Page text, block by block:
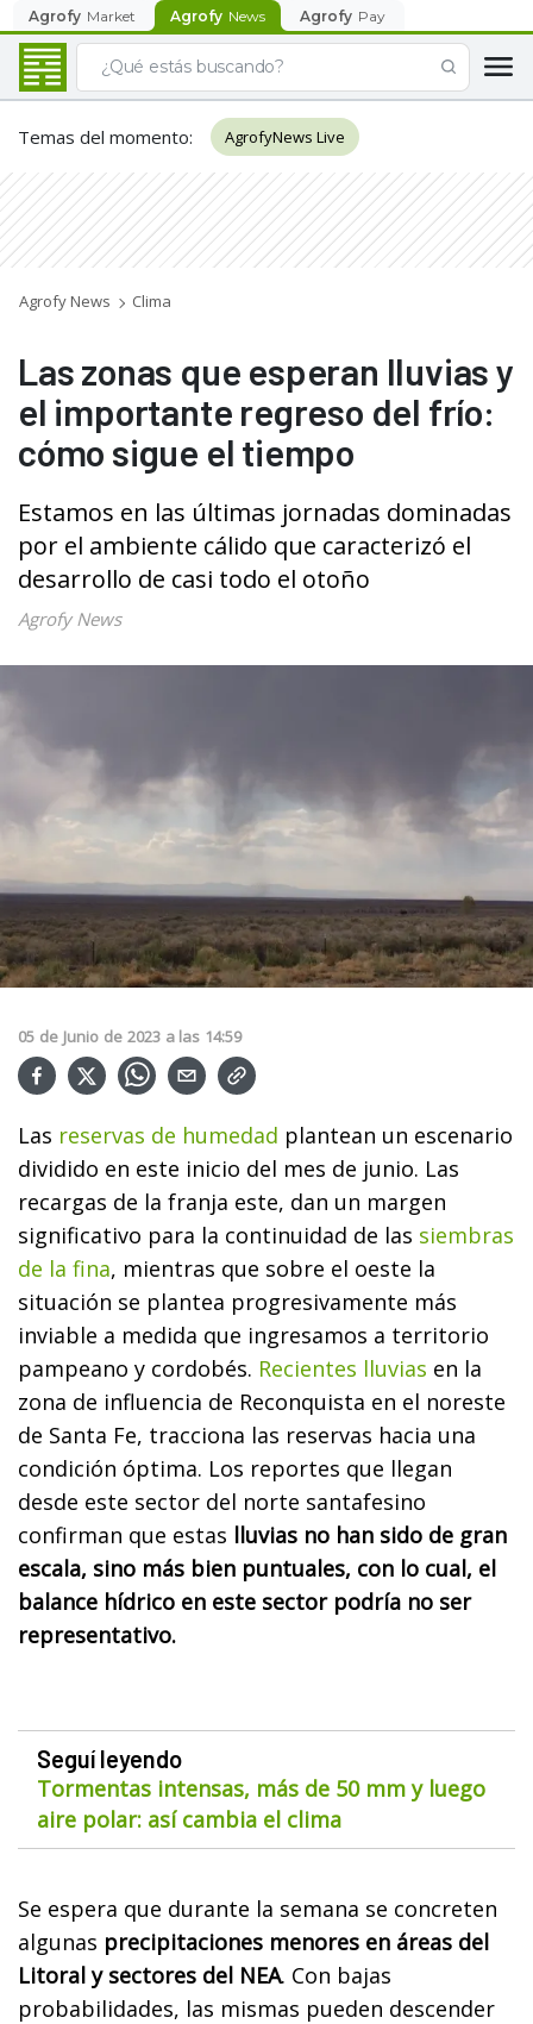
Agrofy Market Agrofy News Agrofy Pay
Temas del momento: AgrofyNews Live
Agrofy News Clima
Las zonas que esperan lluvias y
el importante regreso del frío:
cómo sigue el tiempo
Estamos en las últimas jornadas dominadas
por el ambiente cálido que caracterizó el
desarrollo de casi todo el otoño
Agrofy News
05 de Junio de 2023 a las 14:59
Las reservas de humedad plantean un escenario
dividido en este inicio del mes de junio. Las
recargas de la franja este, dan un margen
significativo para la continuidad de las siembras
de la fina, mientras que sobre el oeste la
situación se plantea progresivamente más
inviable a medida que ingresamos a territorio
pampeano y cordobés. Recientes lluvias en la
zona de influencia de Reconquista en el noreste
de Santa Fe, tracciona las reservas hacia una
condición óptima. Los reportes que llegan
desde este sector del norte santafesino
confirman que estas lluvias no han sido de gran
escala, sino más bien puntuales, con lo cual, el
balance hídrico en este sector podría no ser
representativo.
Seguí leyendo
Tormentas intensas, más de 50 mm y luego
aire polar: así cambia el clima
Se espera que durante la semana se concreten
algunas precipitaciones menores en áreas del
Litoral y sectores del NEA. Con bajas
probabilidades, las mismas pueden descender